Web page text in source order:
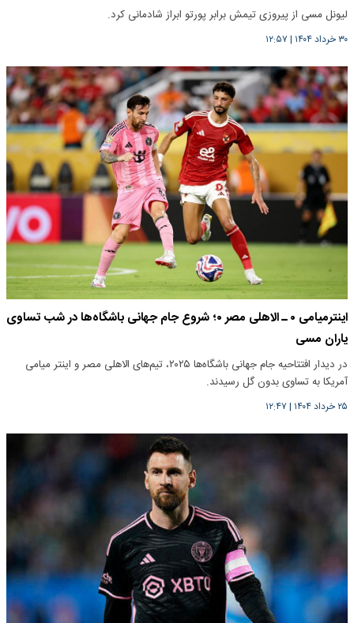
لیونل مسی از پیروزی تیمش برابر پورتو ابراز شادمانی کرد.
۳۰ خرداد ۱۴۰۴ | ۱۲:۵۷
اینترمیامی ۰ ـ الاهلی مصر ۰؛ شروع جام جهانی باشگاه‌ها در شب تساوی
یاران مسی
در دیدار افتتاحیه جام جهانی باشگاه‌ها ۲۰۲۵، تیم‌های الاهلی مصر و اینتر میامی
آمریکا به تساوی بدون گل رسیدند.
۲۵ خرداد ۱۴۰۴ | ۱۲:۴۷